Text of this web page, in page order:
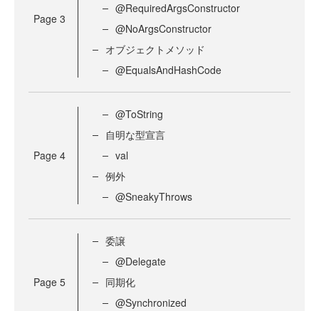
Page 3
@RequiredArgsConstructor
@NoArgsConstructor
オブジェクトメソッド
@EqualsAndHashCode
Page 4
@ToString
自明な型宣言
val
例外
@SneakyThrows
Page 5
委譲
@Delegate
同期化
@Synchronized